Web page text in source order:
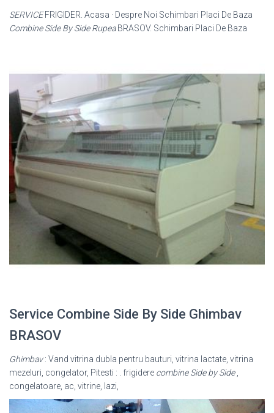
SERVICEFRIGIDER. Acasa · Despre Noi Schimbari Placi De Baza
Combine Side By Side RupeaBRASOV. Schimbari Placi De Baza
Service Combine Side By Side Ghimbav
BRASOV
Ghimbav: Vand vitrina dubla pentru bauturi, vitrina lactate, vitrina
mezeluri, congelator, Pitesti : . frigidere combine Side by Side,
congelatoare, ac, vitrine, lazi,